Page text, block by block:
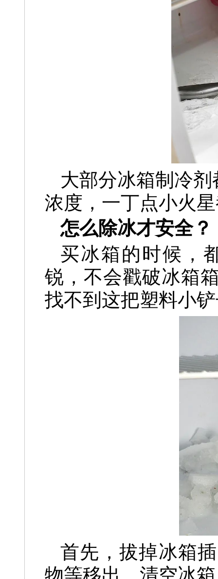
大部分冰箱制冷
浓度，一丁点小火
怎么除冰才安全？
买冰箱的时候，
锐，不会戳破冰箱
找不到这把塑料小
首先，拔掉冰箱